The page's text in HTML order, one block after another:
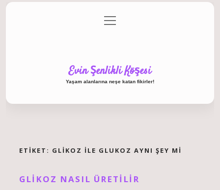
Gizlilik Politikası
menüyü
aç
Evin Şenlikli Köşesi
Yaşam alanlarına neşe katan fikirler!
ETIKET: GLIKOZ ILE GLUKOZ AYNI ŞEY MI
GLIKOZ NASIL ÜRETILIR